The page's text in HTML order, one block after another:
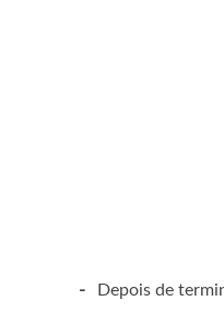
- Depois de